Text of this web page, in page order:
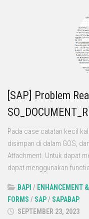
[SAP] Problem
Pada case catatan kecil
disimpan di dalam GOS,
Attachment. Untuk dapat
dapat menggunakan
BAPI / ENHANCEMENT
FORMS / SAP/ SAPABAP
SEPTEMBER 23, 2023